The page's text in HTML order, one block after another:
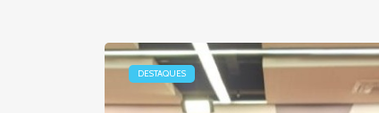
DESTAQUES